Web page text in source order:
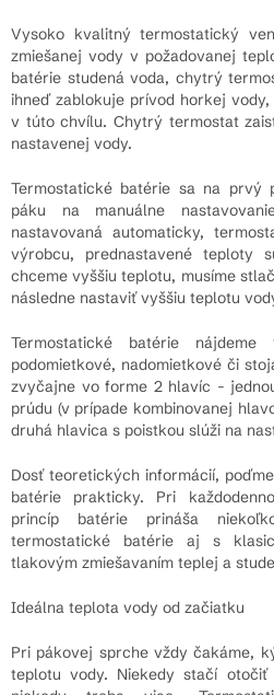
Vysoko kvalitný termostatický
zmiešanej vody v požadovanej
batérie studená voda, chytrý
ihneď zablokuje prívod horkej
v túto chvílu. Chytrý termostat
nastavenej vody.
Termostatické batérie sa na prvý
páku na manuálne
nastavovaná automaticky,
výrobcu, prednastavené teploty
chceme vyššiu teplotu, musíme
následne nastaviť vyššiu teplotu
Termostatické batérie
podomietkové, nadomietkové či
zvyčajne vo forme 2 hlavíc -
prúdu (v prípade kombinovanej
druhá hlavica s poistkou slúži na
Dosť teoretických informácií,
batérie prakticky. Pri
princíp batérie prináša
termostatické batérie aj s
tlakovým zmiešavaním teplej a
Ideálna teplota vody od začiatku
Pri pákovej sprche vždy čakáme,
teplotu vody. Niekedy stačí otočiť